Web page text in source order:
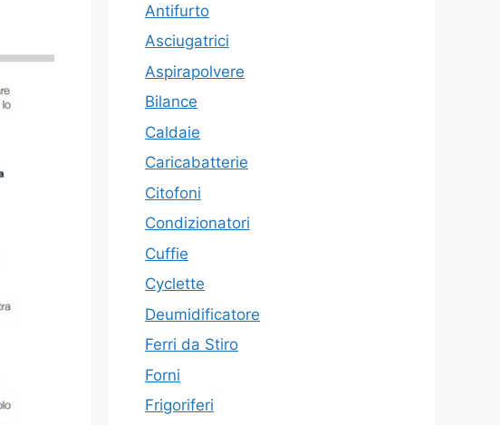
Antifurto
Asciugatrici
Aspirapolvere
Bilance
Caldaie
Caricabatterie
Citofoni
Condizionatori
Cuffie
Cyclette
Deumidificatore
Ferri da Stiro
Forni
Frigoriferi